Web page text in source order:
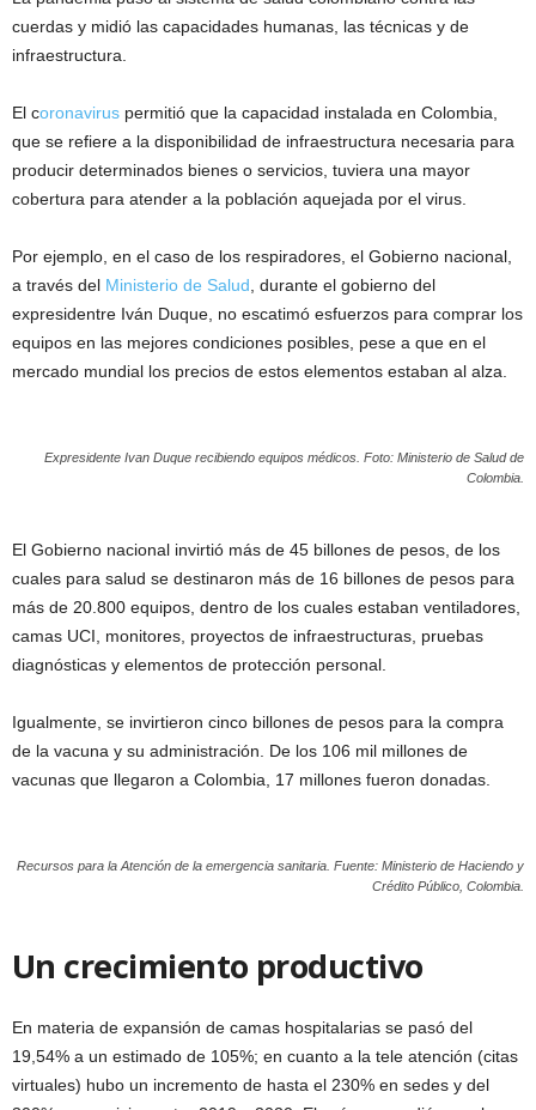
cuerdas y midió las capacidades humanas, las técnicas y de
infraestructura.
El coronavirus permitió que la capacidad instalada en Colombia,
que se refiere a la disponibilidad de infraestructura necesaria para
producir determinados bienes o servicios, tuviera una mayor
cobertura para atender a la población aquejada por el virus.
Por ejemplo, en el caso de los respiradores, el Gobierno nacional,
a través del Ministerio de Salud , durante el gobierno del
expresidentre Iván Duque, no escatimó esfuerzos para comprar los
equipos en las mejores condiciones posibles, pese a que en el
mercado mundial los precios de estos elementos estaban al alza.
Expresidente Ivan Duque recibiendo equipos médicos. Foto: Ministerio de Salud de
Colombia.
El Gobierno nacional invirtió más de 45 billones de pesos, de los
cuales para salud se destinaron más de 16 billones de pesos para
más de 20.800 equipos, dentro de los cuales estaban ventiladores,
camas UCI, monitores, proyectos de infraestructuras, pruebas
diagnósticas y elementos de protección personal.
Igualmente, se invirtieron cinco billones de pesos para la compra
de la vacuna y su administración. De los 106 mil millones de
vacunas que llegaron a Colombia, 17 millones fueron donadas.
Recursos para la Atención de la emergencia sanitaria. Fuente: Ministerio de Haciendo y
Crédito Público, Colombia.
Un crecimiento productivo
En materia de expansión de camas hospitalarias se pasó del
19,54% a un estimado de 105%; en cuanto a la tele atención (citas
virtuales) hubo un incremento de hasta el 230% en sedes y del